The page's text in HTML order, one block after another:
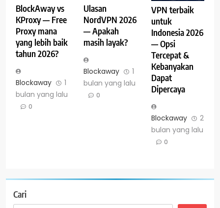
BlockAway vs
KProxy — Free
Proxy mana
yang lebih baik
tahun 2026?
Blockaway
1
bulan yang lalu
0
Ulasan
NordVPN 2026
— Apakah
masih layak?
Blockaway
1
bulan yang lalu
0
VPN terbaik
untuk
Indonesia 2026
— Opsi
Tercepat &
Kebanyakan
Dapat
Dipercaya
Blockaway
2
bulan yang lalu
0
Cari